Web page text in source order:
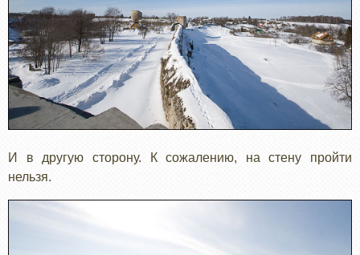
И в другую сторону. К сожалению, на стену пройти
нельзя.